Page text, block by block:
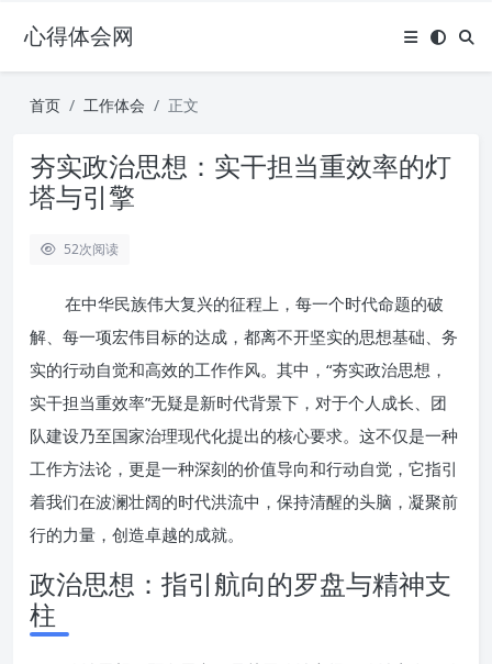
心得体会网
首页 工作体会 正文
夯实政治思想：实干担当重效率的灯
塔与引擎
52次阅读
在中华民族伟大复兴的征程上，每一个时代命题的破
解、每一项宏伟目标的达成，都离不开坚实的思想基础、务
实的行动自觉和高效的工作作风。其中，“夯实政治思想，
实干担当重效率”无疑是新时代背景下，对于个人成长、团
队建设乃至国家治理现代化提出的核心要求。这不仅是一种
工作方法论，更是一种深刻的价值导向和行动自觉，它指引
着我们在波澜壮阔的时代洪流中，保持清醒的头脑，凝聚前
行的力量，创造卓越的成就。
政治思想：指引航向的罗盘与精神支
柱